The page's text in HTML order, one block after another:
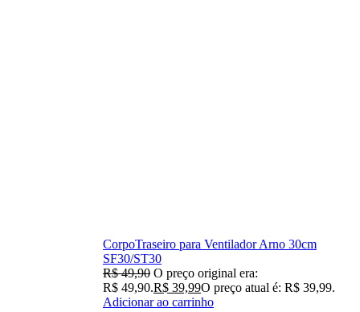
CorpoTraseiro para Ventilador Arno 30cm
SF30/ST30
R$49,90 O preço original era:
R$ 49,90.R$ 39,99O preço atual é: R$ 39,99.
Adicionar ao carrinho